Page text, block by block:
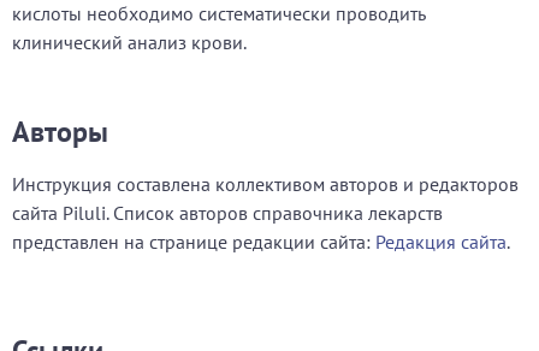
кислоты необходимо систематически проводить
клинический анализ крови.
Авторы
Инструкция составлена коллективом авторов и редакторов
сайта Piluli. Список авторов справочника лекарств
представлен на странице редакции сайта: Редакция сайта.